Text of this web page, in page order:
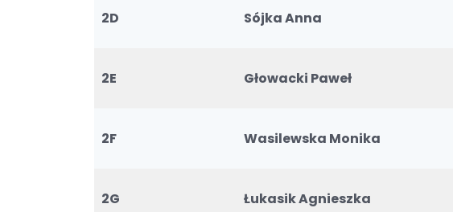
2D Sójka Anna
2E Głowacki Paweł
2F Wasilewska Monika
2G Łukasik Agnieszka